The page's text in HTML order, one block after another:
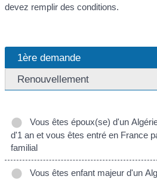
devez remplir des conditions.
1ère demande
Renouvellement
Vous êtes époux(se) d'un
d'1 an et vous êtes entré en France
familial
Vous êtes enfant majeur d'un